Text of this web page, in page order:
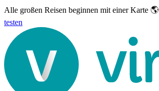
Alle großen Reisen beginnen mit einer Karte 🌎
testen